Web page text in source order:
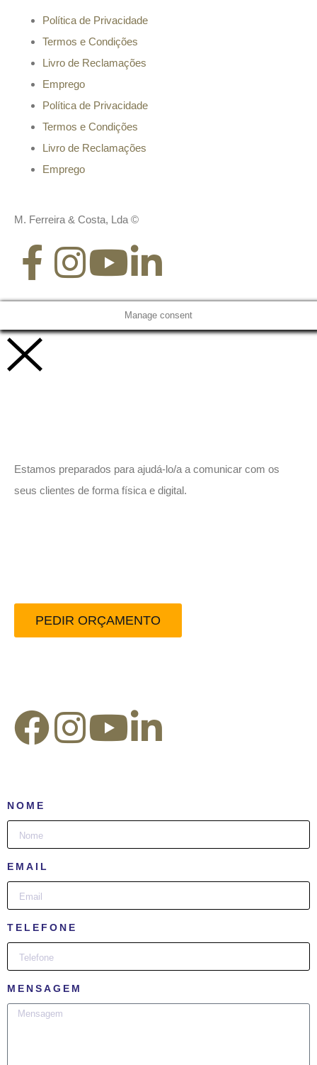
Política de Privacidade
Termos e Condições
Livro de Reclamações
Emprego
Política de Privacidade
Termos e Condições
Livro de Reclamações
Emprego
M. Ferreira & Costa, Lda ©
Manage consent
Estamos preparados para ajudá-lo/a a comunicar com os
seus clientes de forma física e digital.
PEDIR ORÇAMENTO
NOME
EMAIL
TELEFONE
MENSAGEM